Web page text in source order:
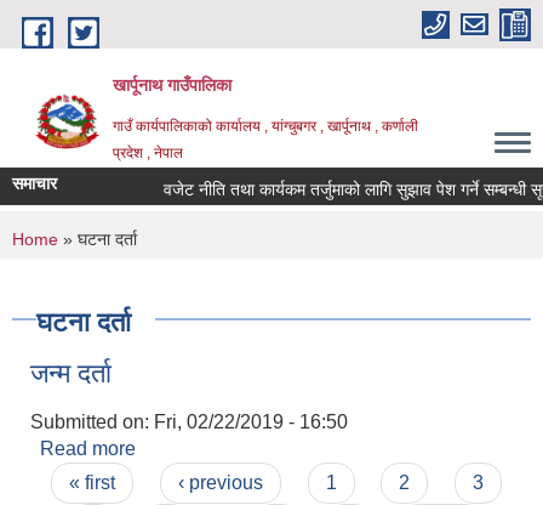
Skip to main content
खार्पूनाथ गाउँपालिका
गाउँ कार्यपालिकाको कार्यालय , यांग्चुबगर , खार्पूनाथ , कर्णाली
प्रदेश , नेपाल
समाचार वजेट नीति तथा कार्यकम तर्जुमाको लागि सुझाव पेश गर्ने सम्बन्धी
You are here
Home » घटना दर्ता
घटना दर्ता
जन्म दर्ता
Submitted on: Fri, 02/22/2019 - 16:50
Read more
Pages
« first ‹ previous 1 2
3